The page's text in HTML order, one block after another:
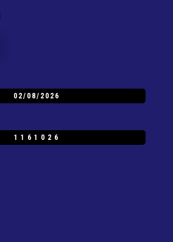
02/08/2026
1161026